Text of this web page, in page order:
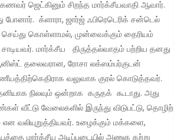
ஜெட்கினும் சிறந்த மார்க்சீயவாதி ஆவார்.
போனார். க்ளாரா, ஜார்ஜ் ஃபிரெடெரிக் சன்டெல்
கொள்ளாமல், முன்வைக்கும் தைரியம்
மார்க்சீய திருத்தல்வாதம் பற்றிய தனது
தலைவரான, ரோசா லக்ஸம்பர்குடன்
வலுவாக குரல் கொடுத்தவர்.
நிலவும் ஒன்றாக கருதக் கூடாது. அது
வீட்டு வேலைகளில் இருந்து விடுபட்டு, தொழிற்
வலியுறுத்தியவர். உழைக்கும் மக்களை,
மார்க்சீய அடிப்படையில் அணுக கற்று